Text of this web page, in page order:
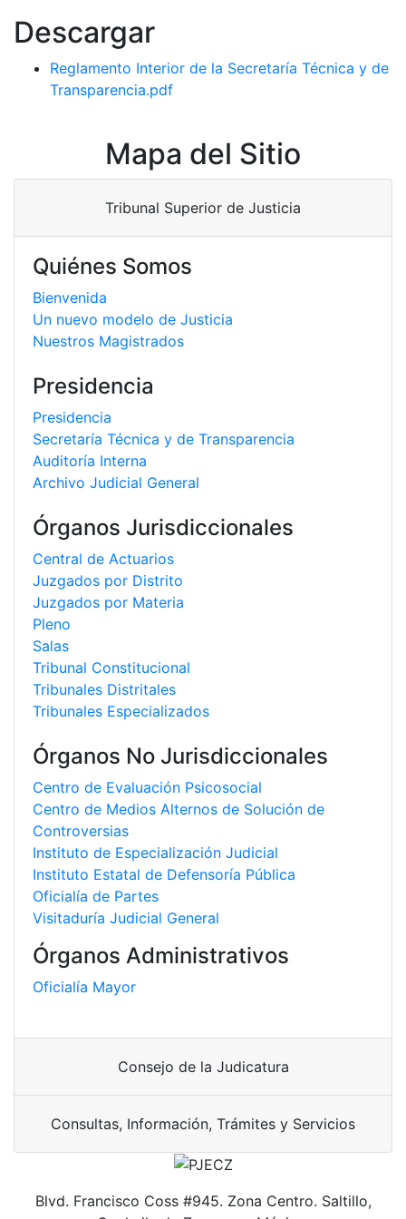
Descargar
Reglamento Interior de la Secretaría Técnica y de
Transparencia.pdf
Mapa del Sitio
Tribunal Superior de Justicia
Quiénes Somos
Bienvenida
Un nuevo modelo de Justicia
Nuestros Magistrados
Presidencia
Presidencia
Secretaría Técnica y de Transparencia
Auditoría Interna
Archivo Judicial General
Órganos Jurisdiccionales
Central de Actuarios
Juzgados por Distrito
Juzgados por Materia
Pleno
Salas
Tribunal Constitucional
Tribunales Distritales
Tribunales Especializados
Órganos No Jurisdiccionales
Centro de Evaluación Psicosocial
Centro de Medios Alternos de Solución de
Controversias
Instituto de Especialización Judicial
Instituto Estatal de Defensoría Pública
Oficialía de Partes
Visitaduría Judicial General
Órganos Administrativos
Oficialía Mayor
Consejo de la Judicatura
Consultas, Información, Trámites y Servicios
Blvd. Francisco Coss #945. Zona Centro. Saltillo,